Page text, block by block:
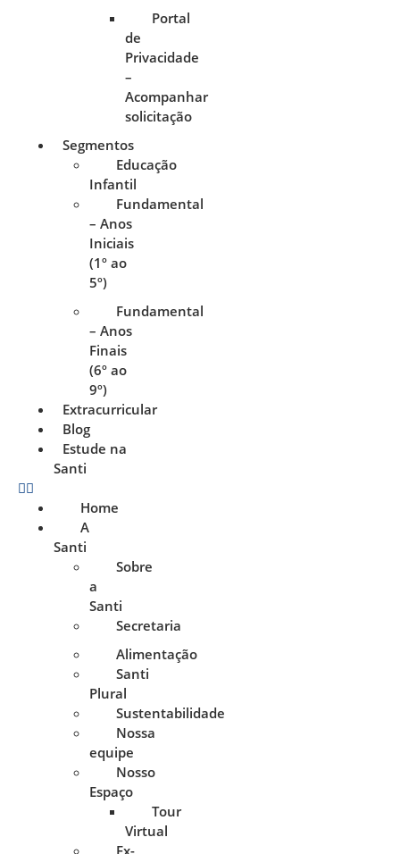
Portal
de
Privacidade
–
Acompanhar
solicitação
Segmentos
Educação
Infantil
Fundamental
– Anos
Iniciais
(1º ao
5º)
Fundamental
– Anos
Finais
(6º ao
9º)
Extracurricular
Blog
Estude na
Santi
Home
A
Santi
Sobre
a
Santi
Secretaria
Alimentação
Santi
Plural
Sustentabilidade
Nossa
equipe
Nosso
Espaço
Tour
Virtual